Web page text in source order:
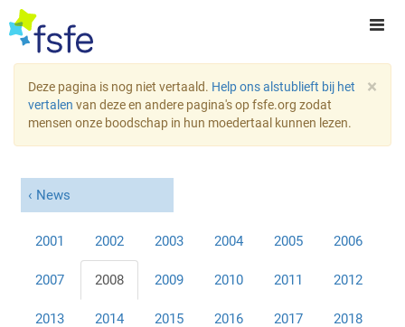
×
Deze pagina is nog niet vertaald. Help ons alstublieft bij het
vertalen van deze en andere pagina's op fsfe.org zodat
mensen onze boodschap in hun moedertaal kunnen lezen.
News
2001 2002 2003 2004 2005 2006
2007 2008 2009 2010 2011 2012
2013 2014 2015 2016 2017 2018